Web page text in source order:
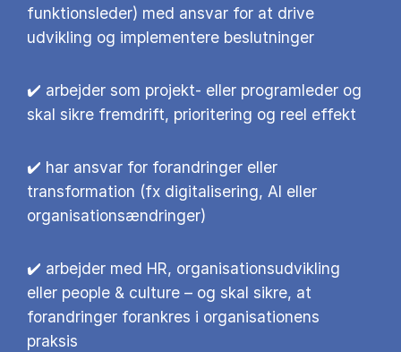
funktionsleder) med ansvar for at drive
udvikling og implementere beslutninger
✔️ arbejder som projekt- eller programleder og
skal sikre fremdrift, prioritering og reel effekt
✔️ har ansvar for forandringer eller
transformation (fx digitalisering, AI eller
organisationsændringer)
✔️ arbejder med HR, organisationsudvikling
eller people & culture – og skal sikre, at
forandringer forankres i organisationens
praksis